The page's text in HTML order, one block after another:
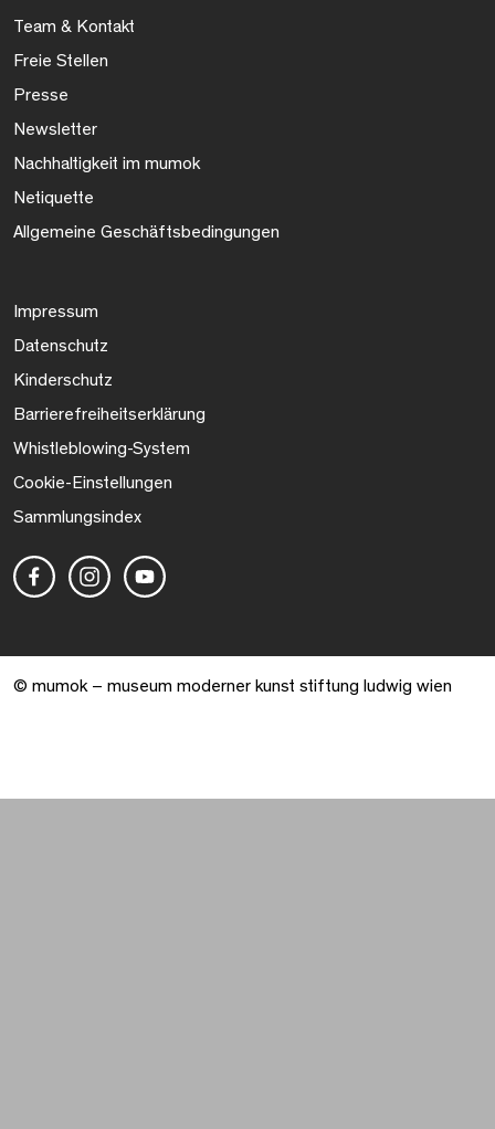
Team & Kontakt
Freie Stellen
Presse
Newsletter
Nachhaltigkeit im mumok
Netiquette
Allgemeine Geschäftsbedingungen
Impressum
Datenschutz
Kinderschutz
Barrierefreiheitserklärung
Whistleblowing-System
Cookie-Einstellungen
Sammlungsindex
© mumok – museum moderner kunst stiftung ludwig wien